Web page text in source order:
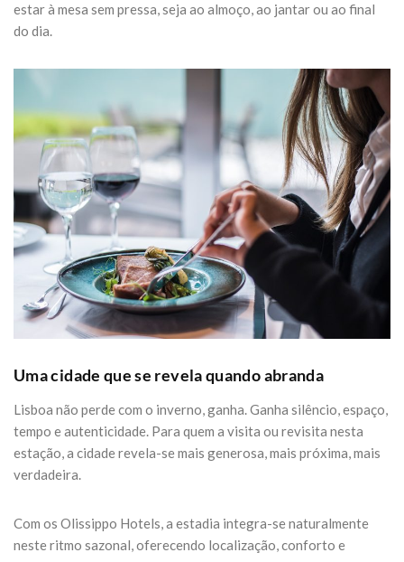
estar à mesa sem pressa, seja ao almoço, ao jantar ou ao final
do dia.
Uma cidade que se revela quando abranda
Lisboa não perde com o inverno, ganha. Ganha silêncio, espaço,
tempo e autenticidade. Para quem a visita ou revisita nesta
estação, a cidade revela-se mais generosa, mais próxima, mais
verdadeira.
Com os Olissippo Hotels, a estadia integra-se naturalmente
neste ritmo sazonal, oferecendo localização, conforto e